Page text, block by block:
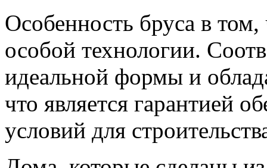
Особенность бруса в том,
особой технологии.
идеальной формы и
что является гарантией
условий для